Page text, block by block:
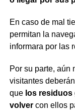
En caso de mal
permitan la
informara por las
Por su parte, aún
visitantes
que los
volver con ellos